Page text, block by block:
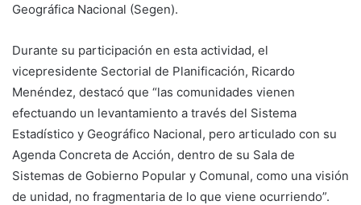
Geográfica Nacional (Segen).
Durante su participación en esta actividad, el
vicepresidente Sectorial de Planificación, Ricardo
Menéndez, destacó que “las comunidades vienen
efectuando un levantamiento a través del Sistema
Estadístico y Geográfico Nacional, pero articulado con su
Agenda Concreta de Acción, dentro de su Sala de
Sistemas de Gobierno Popular y Comunal, como una visión
de unidad, no fragmentaria de lo que viene ocurriendo”.